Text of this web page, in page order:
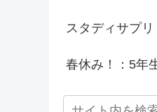
スタディサプリ
春休み！：5年